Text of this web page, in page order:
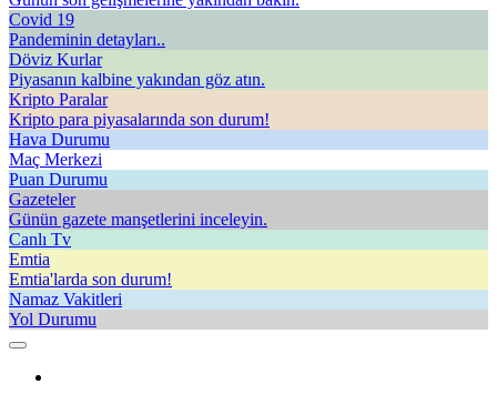
Covid 19
Pandeminin detayları..
Döviz Kurlar
Piyasanın kalbine yakından göz atın.
Kripto Paralar
Kripto para piyasalarında son durum!
Hava Durumu
Maç Merkezi
Puan Durumu
Gazeteler
Günün gazete manşetlerini inceleyin.
Canlı Tv
Emtia
Emtia'larda son durum!
Namaz Vakitleri
Yol Durumu